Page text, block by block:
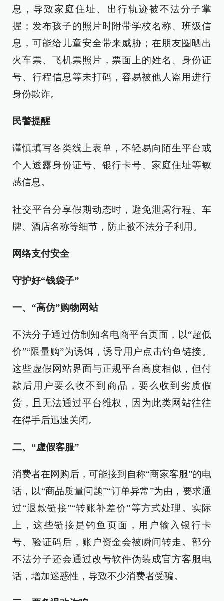
息，导致家庭住址、出行轨迹被不法分子掌
握；发布孩子的照片时附带学校名称、班级信
息，可能给儿童安全带来威胁；在朋友圈晒出
火车票、飞机票照片，票面上的姓名、身份证
号、行程信息等未打码，容易被他人盗用进行
身份欺诈。
民警提醒
谨慎填写各类线上表单，不轻易向陌生平台或
个人透露身份证号、银行卡号、家庭住址等敏
感信息。
社交平台分享假期动态时，避免泄露行程、车
牌、酒店名称等细节，防止被不法分子利用。
网络支付安全
守护好“钱袋子”
一、“高仿”购物网站
不法分子通过仿制知名电商平台页面，以“超低
价”“限量购”为诱饵，诱导用户点击钓鱼链接。
这些虚假网站界面与正规平台高度相似，但付
款后用户要么收不到商品，要么收到劣质假
货，且无法通过平台维权，因为此类网站往往
在得手后迅速关闭。
二、“虚假客服”
消费者在网购后，可能接到自称“商家客服”的电
话，以“商品质量问题”“订单异常”为由，要求通
过“退款链接”“转账补差价”等方式处理。实际
上，这些链接是钓鱼页面，用户输入银行卡
号、验证码后，账户资金会被瞬间转走。部分
不法分子还会通过改号软件伪装成官方客服电
话，增加迷惑性，导致不少消费者受骗。